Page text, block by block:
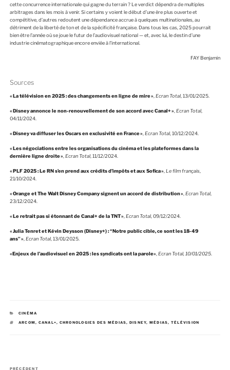
cette concurrence internationale qui gagne du terrain ? Le verdict dépendra de multiples
arbitrages dans les mois à venir. Si certains y voient le début d’une ère plus ouverte et
compétitive, d’autres redoutent une dépendance accrue à quelques multinationales, au
détriment de la liberté de ton et de la spécificité française. Dans tous les cas, 2025 pourrait
bien être l’année où se joue le futur de l’audiovisuel national — et, avec lui, le destin d’une
industrie cinématographique encore enviée à l’international.
FAY Benjamin
Sources
«La télévision en 2025 : des changements en ligne de mire», Ecran Total, 13/01/2025.
«Disney annonce le non-renouvellement de son accord avec Canal+», Ecran Total,
04/11/2024.
«Disney va diffuser les Oscars en exclusivité en France», Ecran Total, 10/12/2024.
«Les négociations entre les organisations du cinéma et les plateformes dans la
dernière ligne droite», Ecran Total, 11/12/2024.
«PLF 2025 : Le RN s’en prend aux crédits d’impôts et aux Sofica», Le film français,
21/10/2024.
«Orange et The Walt Disney Company signent un accord de distribution», Ecran Total,
23/12/2024.
«Le retrait pas si étonnant de Canal+ de la TNT», Ecran Total, 09/12/2024.
«Julia Tenret et Kévin Deysson (Disney+) : “Notre public cible, ce sont les 18-49
ans” »,Ecran Total, 13/01/2025.
«Enjeux de l’audiovisuel en 2025 : les syndicats ont la parole»,Ecran Total, 10/01/2025.
C
T
CINÉMA
É
E
ARCOM, CANAL+, CHRONOLOGIES DES MÉDIAS, DISNEY, MÉDIAS, TÉLÉVISION
PRÉCÉDENT